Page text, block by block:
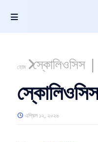
হোম স্কোলিওসিস |
এপ্রিল ১২, ২০২৬